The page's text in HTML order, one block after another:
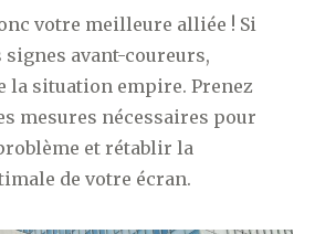
votre meilleure alliée ! Si
signes avant-coureurs,
la situation empire. Prenez
mesures nécessaires pour
et rétablir la
de votre écran.